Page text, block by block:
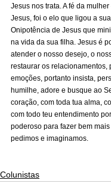
Jesus nos trata. A fé da
Jesus, foi o elo que ligou a
Onipotência de Jesus que
na vida da sua filha. Jesus é
atender o nosso desejo, o
restaurar os relacionamentos,
emoções, portanto insista,
humilhe, adore e busque ao
coração, com toda tua alma,
com todo teu entendimento
poderoso para fazer bem
pedimos e imaginamos.
Colunistas